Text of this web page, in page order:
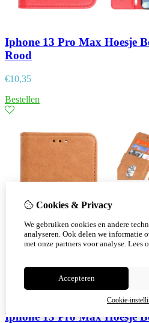
Iphone 13 Pro Max Hoesje
Rood
€10,35
Bestellen
Iphone 13 Pro Max Hoesje
Cookies & Privacy
We gebruiken cookies en andere
analyseren. Ook delen we informatie
met onze partners voor analyse. Lees
Accepteren
Cookie-